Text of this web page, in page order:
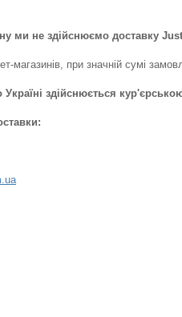
ми не здійснюємо доставку
магазинів, при значній сумі
здійснюється